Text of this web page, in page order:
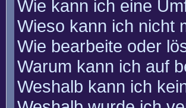
Wie kann ich eine
Wieso kann ich nicht
Wie bearbeite oder
Warum kann ich auf
Weshalb kann ich